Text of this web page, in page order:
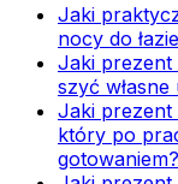
Jaki
nocy do
Jaki prezent
szyć
Jaki prezent
który po
gotowaniem?